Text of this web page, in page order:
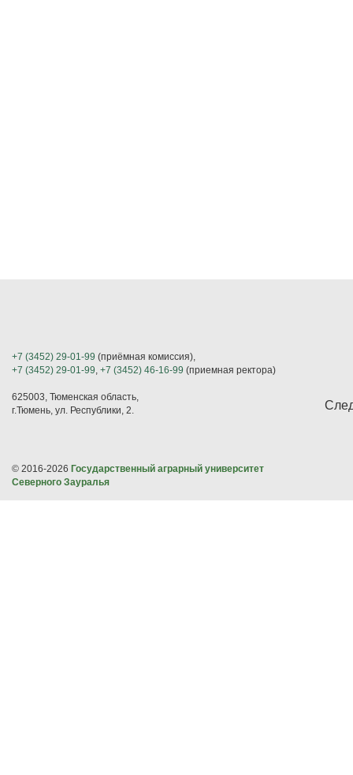
+7 (3452) 29-01-99 (приёмная комиссия),
+7 (3452) 29-01-99, +7 (3452) 46-16-99 (приемная ректора)
625003, Тюменская область,
г.Тюмень, ул. Республики, 2.
© 2016-2026 Государственный аграрный университет
Северного Зауралья